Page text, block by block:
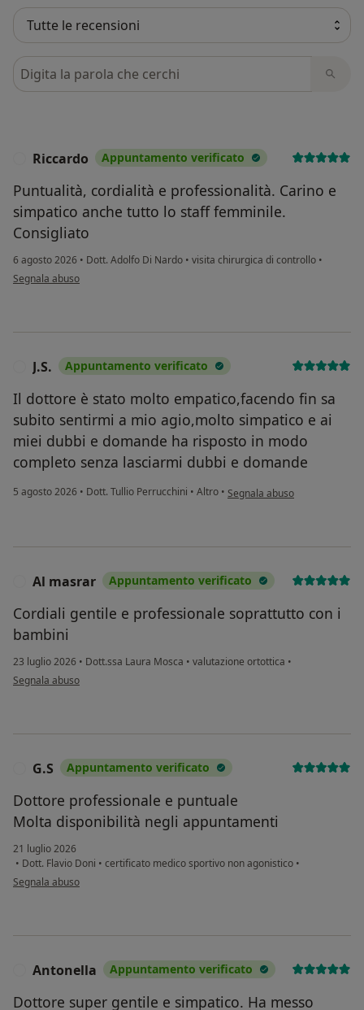
Cerca nelle recensioni
Riccardo Appuntamento verificato
Puntualità, cordialità e professionalità. Carino e
simpatico anche tutto lo staff femminile.
Consigliato
6 agosto 2026 • Dott. Adolfo Di Nardo • visita chirurgica di controllo •
secondo l'opinione dell'utente Riccardo
Segnala abuso
J.S. Appuntamento verificato
Il dottore è stato molto empatico,facendo fin sa
subito sentirmi a mio agio,molto simpatico e ai
miei dubbi e domande ha risposto in modo
completo senza lasciarmi dubbi e domande
5 agosto 2026 • Dott. Tullio Perrucchini • Altro • secondo l'opinione dell'utente
Segnala abuso
Al masrar Appuntamento verificato
Cordiali gentile e professionale soprattutto con i
bambini
23 luglio 2026 • Dott.ssa Laura Mosca • valutazione ortottica •
secondo l'opinione dell'utente Al masrar
Segnala abuso
G.S Appuntamento verificato
Dottore professionale e puntuale
Molta disponibilità negli appuntamenti
21 luglio 2026
• Dott. Flavio Doni • certificato medico sportivo non agonistico •
secondo l'opinione dell'utente G.S
Segnala abuso
Antonella Appuntamento verificato
Dottore super gentile e simpatico. Ha messo